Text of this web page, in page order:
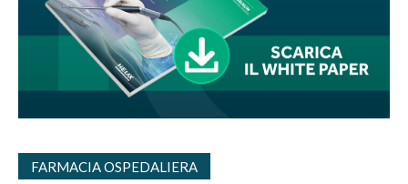
FARMACIA OSPEDALIERA